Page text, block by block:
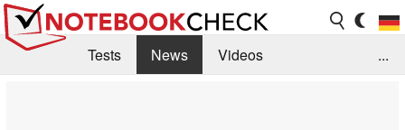
Tests News
Videos
...